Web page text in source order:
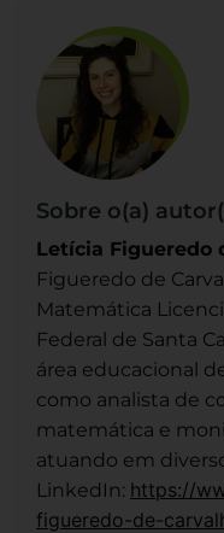
Sobre o(a)
Letícia Figueredo
Figueredo de
Matemática
Federal de Santa
área educacional
como analista de
matemática e
atuando em
LinkedIn: https://
figueredo-de-